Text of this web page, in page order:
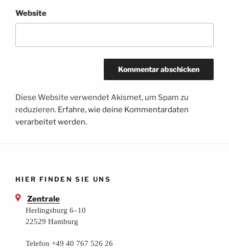
Website
Diese Website verwendet Akismet, um Spam zu
reduzieren. Erfahre, wie deine Kommentardaten
verarbeitet werden.
HIER FINDEN SIE UNS
Zentrale
Herlingsburg 6–10
22529 Hamburg
Telefon +49 40 767 526 26